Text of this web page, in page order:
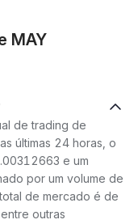
MAY
de trading de
últimas 24 horas, o
e um
por um volume de
de mercado é de
outras